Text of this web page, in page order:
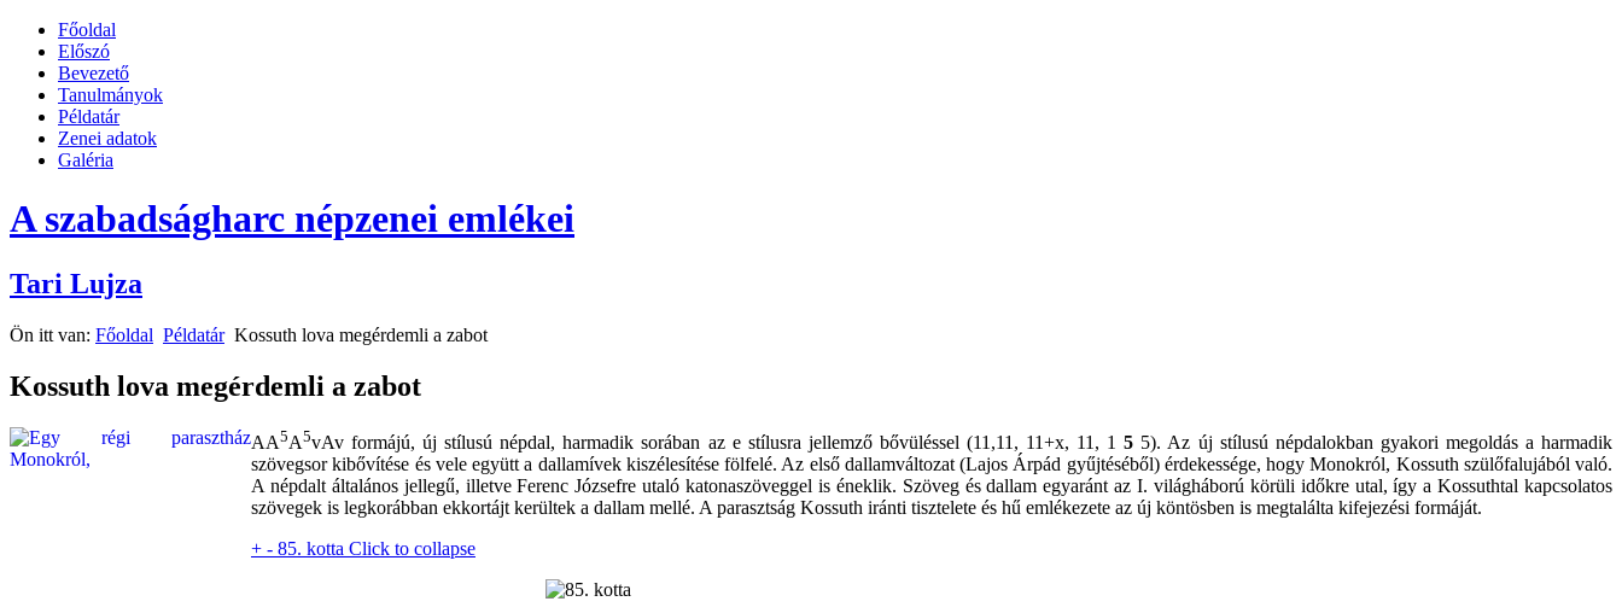
Főoldal
Előszó
Bevezető
Tanulmányok
Példatár
Zenei adatok
Galéria
A szabadságharc népzenei emlékei
Tari Lujza
Ön itt van: Főoldal Példatár Kossuth lova megérdemli a zabot
Kossuth lova megérdemli a zabot
AA5A5vAv formájú, új stílusú népdal, harmadik sorában az e stílusra jellemző bővüléssel (11,11, 11+x, 11, 15 5). Az új stílusú népdalokban gyakori megoldás a harmadik
szövegsor kibővítése és vele együtt a dallamívek kiszélesítése fölfelé. Az első dallamváltozat (Lajos Árpád gyűjtéséből) érdekessége, hogy Monokról, Kossuth szülőfalujából való.
A népdalt általános jellegű, illetve Ferenc Józsefre utaló katonaszöveggel is éneklik. Szöveg és dallam egyaránt az I. világháború körüli időkre utal, így a Kossuthtal kapcsolatos
szövegek is legkorábban ekkortájt kerültek a dallam mellé. A parasztság Kossuth iránti tisztelete és hű emlékezete az új köntösben is megtalálta kifejezési formáját.
+ - 85. kotta Click to collapse